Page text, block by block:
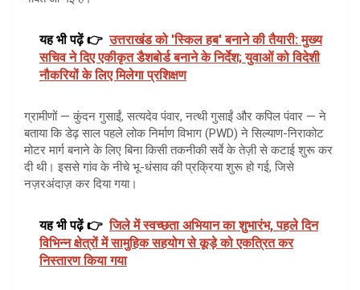
यह भी पढ़ें 👉 उत्तराखंड को 'स्किल हब' बनाने की तैयारी: मुख्य
सचिव ने दिए एकीकृत डैशबोर्ड बनाने के निर्देश; युवाओं को विदेशी
नौकरियों के लिए मिलेगा प्रशिक्षण
ग्रामीणों — कुंदन गुसाईं, सत्यदेव पंवार, नत्थी गुसाईं और कपिल पंवार — ने
बताया कि डेढ़ साल पहले लोक निर्माण विभाग (PWD) ने सिल्याण-निराकोट
मोटर मार्ग बनाने के लिए बिना किसी तकनीकी सर्वे के तेज़ी से कटाई शुरू कर
दी थी। इससे गांव के नीचे भू-धंसाव की प्रक्रिया शुरू हो गई, जिसे
नज़रअंदाज़ कर दिया गया।
यह भी पढ़ें 👉 जिले में स्वच्छता अभियान का शुभारंभ, पहले दिन
विभिन्न क्षेत्रों में सामुहिक सहयोग से कूड़े को एकत्रित कर
निस्तारण किया गया